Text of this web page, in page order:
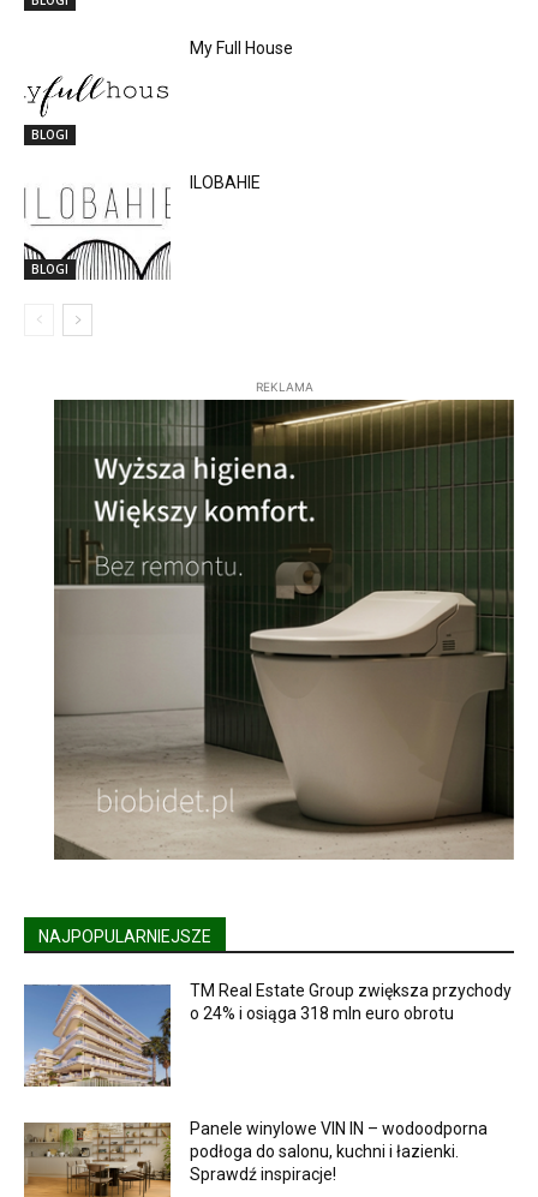
BLOGI
My Full House
BLOGI
ILOBAHIE
REKLAMA
NAJPOPULARNIEJSZE
TM Real Estate Group zwiększa przychody
o 24% i osiąga 318 mln euro obrotu
Panele winylowe VIN IN – wodoodporna
podłoga do salonu, kuchni i łazienki.
Sprawdź inspiracje!